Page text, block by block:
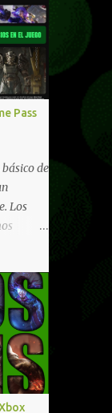
para
y
las
o en
Xbox .
de
puede
-
Pass
de
Los
en